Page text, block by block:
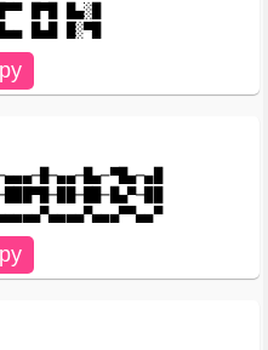
█▀█ █▄░█
▀▄▄▄▀▀▀▄▄▀▄▄▀▄▄▄▄▄▀▄▄▄▄▄▀▄▄▄▄▀▄▄▄▀▀▄▄▀